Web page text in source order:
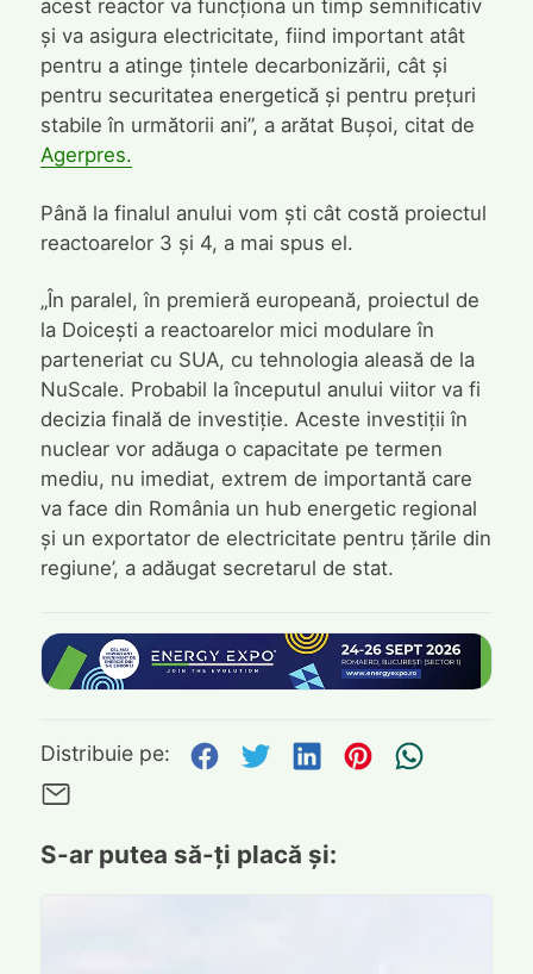
acest reactor va funcționa un timp semnificativ
și va asigura electricitate, fiind important atât
pentru a atinge țintele decarbonizării, cât și
pentru securitatea energetică și pentru prețuri
stabile în următorii ani”, a arătat Bușoi, citat de
Agerpres.
Până la finalul anului vom ști cât costă proiectul
reactoarelor 3 și 4, a mai spus el.
„În paralel, în premieră europeană, proiectul de
la Doicești a reactoarelor mici modulare în
parteneriat cu SUA, cu tehnologia aleasă de la
NuScale. Probabil la începutul anului viitor va fi
decizia finală de investiție. Aceste investiții în
nuclear vor adăuga o capacitate pe termen
mediu, nu imediat, extrem de importantă care
va face din România un hub energetic regional
și un exportator de electricitate pentru țările din
regiune’, a adăugat secretarul de stat.
Distribuie pe: Distribuie pe Facebook
Distribuie pe
Distribuie pe
Distribuie
S-ar putea să-ți placă și: